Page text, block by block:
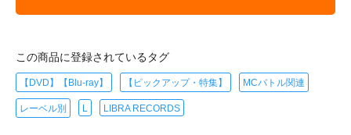
この商品に登録されているタグ
【DVD】【Blu-ray】 【ピックアップ・特集】 MCバトル関連
レーベル別 L LIBRA RECORDS